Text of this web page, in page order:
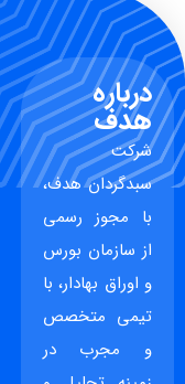
درباره
هدف
شرکت
سبدگردان هدف،
با مجوز رسمی
از سازمان بورس
و اوراق بهادار، با
تیمی متخصص
و مجرب در